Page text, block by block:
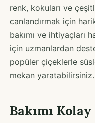
renk, kokuları ve
canlandırmak için
bakımı ve ihtiyaçları
için uzmanlardan
popüler çiçeklerle
mekan yaratabilirsiniz.
Bakımı